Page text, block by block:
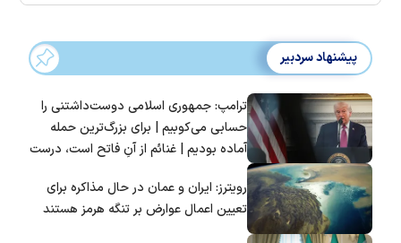
پیشنهاد سردبیر
ترامپ: جمهوری اسلامی دوست‌داشتنی را
حسابی می‌کوبیم | برای بزرگ‌ترین حمله
آماده بودیم | غنائم از آنِ فاتح است، درست
رویترز: ایران و عمان در حال مذاکره برای
تعیین اعمال عوارض بر تنگه هرمز هستند